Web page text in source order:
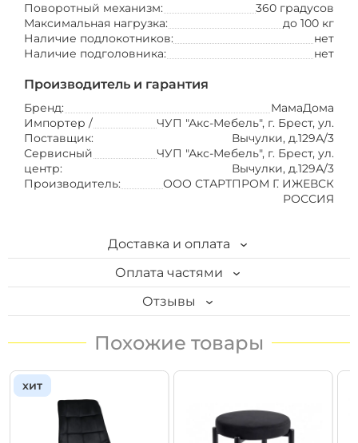
Поворотный механизм:
360 градусов
Максимальная нагрузка:
до 100 кг
Наличие подлокотников:
нет
Наличие подголовника:
нет
Производитель и гарантия
Бренд:
МамаДома
Импортер /
Поставщик:
ЧУП "Акс-Мебель", г. Брест, ул.
Вычулки, д.129А/3
Сервисный
центр:
ЧУП "Акс-Мебель", г. Брест, ул.
Вычулки, д.129А/3
Производитель:
ООО СТАРТПРОМ Г. ИЖЕВСК
РОССИЯ
Доставка и оплата
Доставка
1. Самовывоз. Бесплатно
Вы можете заказать товар на сайте, а забрать в
магазине АксХоум по адресу:
Брест, ул. Вычулки, 129/2
Минский р-н, Ждановичский с/с, д. Каменная
Горка, ул. САДОВАЯ, дом № 3В (пн. - пт. с 8.30 до
Оплата частями
Кредит "На родные товары"
Онлайн рассрочка
Карты рассрочек
Онлайн кредит
На данный товар кредит не оформляется
Отзывы
Написать отзыв
Отзывы покупателей (0)
хит